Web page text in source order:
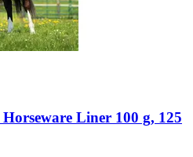
Horseware Liner 100 g, 125